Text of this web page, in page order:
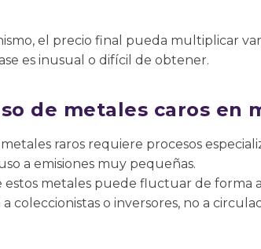
el precio final pueda multiplicar
es inusual o difícil de obtener.
de metales caros en
raros requiere procesos
a emisiones muy pequeñas.
estos metales puede fluctuar de forma
coleccionistas o inversores, no a